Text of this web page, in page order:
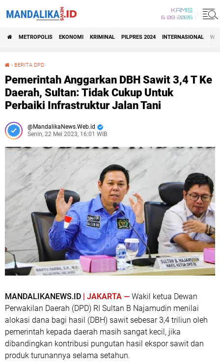
KAMIS
6•08•2026
METROPOLIS EKONOMI KRIMINAL PILPRES 2024 INTERNASIONAL
› BERITA DPD
Pemerintah Anggarkan DBH Sawit 3,4 T Ke
Daerah, Sultan: Tidak Cukup Untuk
Perbaiki Infrastruktur Jalan Tani
MandalikaNews.Web.id
Senin, 22 Mei 2023, 16:01 WIB
MANDALIKANEWS.ID | JAKARTA — Wakil ketua Dewan
Perwakilan Daerah (DPD) RI Sultan B Najamudin menilai
alokasi dana bagi hasil (DBH) sawit sebesar 3,4 triliun oleh
pemerintah kepada daerah masih sangat kecil, jika
dibandingkan kontribusi pungutan hasil ekspor sawit dan
produk turunannya selama setahun.